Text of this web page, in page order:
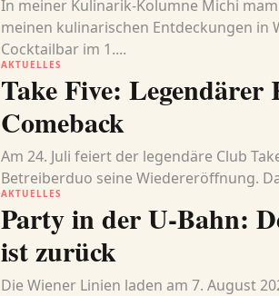
In meiner Kulinarik-Kolumne Michi
meinen kulinarischen Entdeckungen in
Cocktailbar im 1....
AKTUELLES
Take Five:
Comeback
Am 24. Juli feiert der legendäre Club
Betreiberduo seine Wiedereröffnung.
AKTUELLES
Party in der U-Bahn:
ist zurück
Die Wiener Linien laden am 7. August